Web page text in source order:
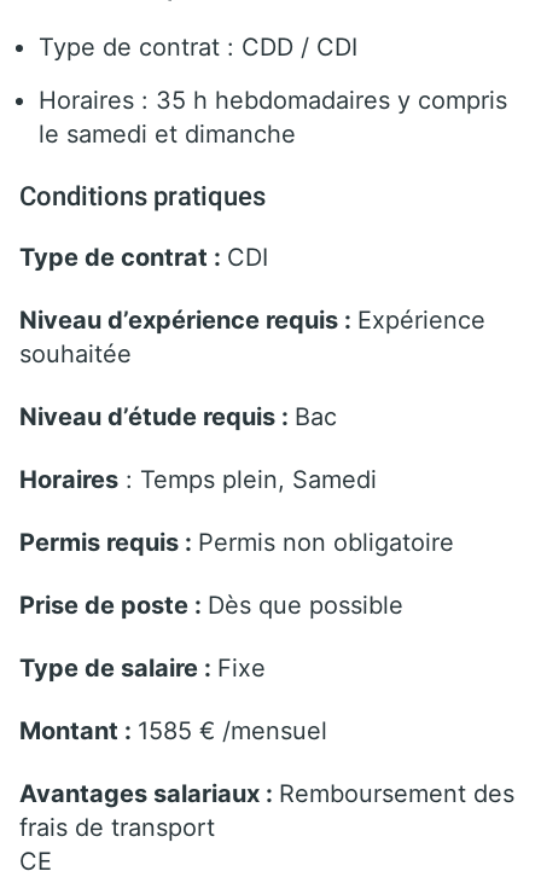
Type de contrat : CDD / CDI
Horaires : 35 h hebdomadaires y compris
le samedi et dimanche
Conditions pratiques
Type de contrat : CDI
Niveau d’expérience requis : Expérience
souhaitée
Niveau d’étude requis : Bac
Horaires : Temps plein, Samedi
Permis requis : Permis non obligatoire
Prise de poste : Dès que possible
Type de salaire : Fixe
Montant : 1585 € /mensuel
Avantages salariaux : Remboursement des
frais de transport
CE